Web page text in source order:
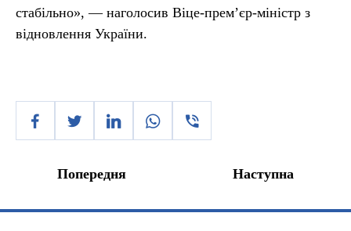
стабільно», — наголосив Віце-прем’єр-міністр з
відновлення України.
Попередня Наступна